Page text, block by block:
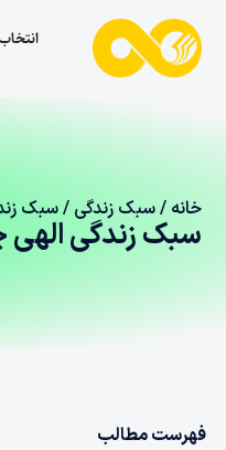
خانه /سبک زندگی / سبک
سبک زندگی
فهرست مطالب